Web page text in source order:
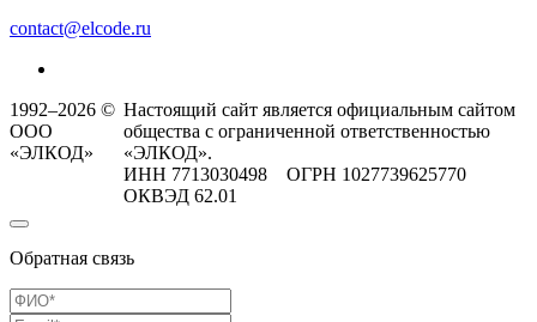
contact@elcode.ru
1992–2026 ©
ООО
«ЭЛКОД»
Настоящий сайт является официальным сайтом
общества с ограниченной ответственностью
«ЭЛКОД».
ИНН 7713030498 ОГРН 1027739625770
ОКВЭД 62.01
Обратная связь